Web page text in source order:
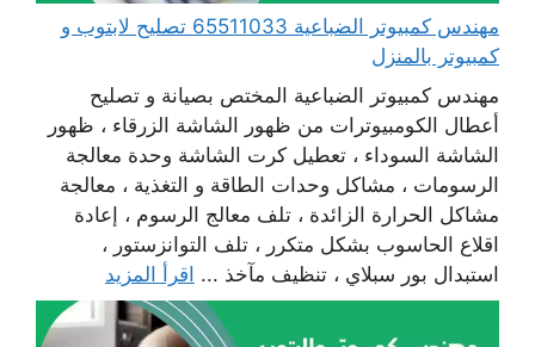
مهندس كمبيوتر الضباعية 65511033 تصليح لابتوب و
كمبيوتر بالمنزل
مهندس كمبيوتر الضباعية المختص بصيانة و تصليح
أعطال الكومبيوترات من ظهور الشاشة الزرقاء ، ظهور
الشاشة السوداء ، تعطيل كرت الشاشة وحدة معالجة
الرسومات ، مشاكل وحدات الطاقة و التغذية ، معالجة
مشاكل الحرارة الزائدة ، تلف معالج الرسوم ، إعادة
اقلاع الحاسوب بشكل متكرر ، تلف التوانزستور ،
استبدال بور سبلاي ، تنظيف مآخذ ... اقرأ المزيد